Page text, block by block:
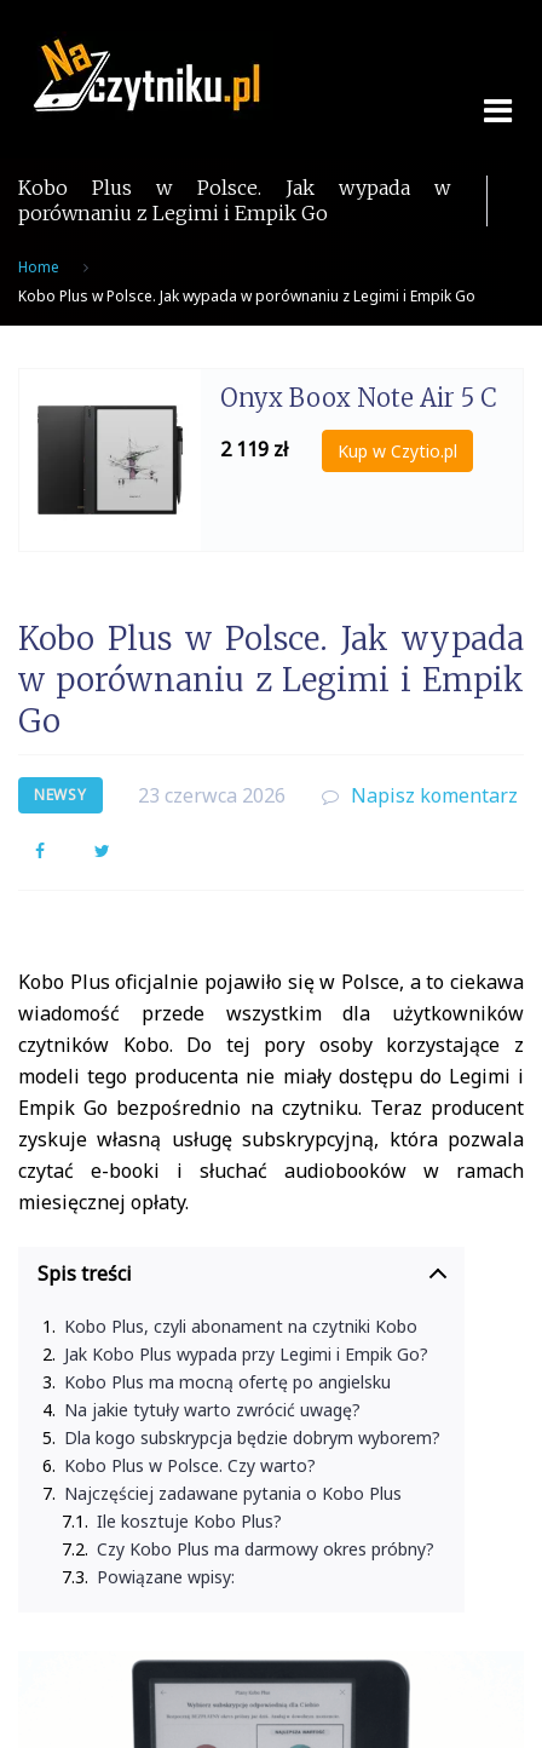
content
Kobo Plus w Polsce. Jak wypada w
porównaniu z Legimi i Empik Go
Home
Kobo Plus w Polsce. Jak wypada w porównaniu z Legimi i Empik Go
Onyx Boox Note Air 5 C
2 119 zł Kup w Czytio.pl
Kobo Plus w Polsce. Jak wypada
w porównaniu z Legimi i Empik
Go
NEWSY 23 czerwca 2026 Napisz komentarz
Facebook
Kobo Plus oficjalnie pojawiło się w Polsce, a to ciekawa
wiadomość przede wszystkim dla użytkowników
czytników Kobo. Do tej pory osoby korzystające z
modeli tego producenta nie miały dostępu do Legimi i
Empik Go bezpośrednio na czytniku. Teraz producent
zyskuje własną usługę subskrypcyjną, która pozwala
czytać e-booki i słuchać audiobooków w ramach
miesięcznej opłaty.
Spis treści
Kobo Plus, czyli abonament na czytniki Kobo
Jak Kobo Plus wypada przy Legimi i Empik Go?
Kobo Plus ma mocną ofertę po angielsku
Na jakie tytuły warto zwrócić uwagę?
Dla kogo subskrypcja będzie dobrym wyborem?
Kobo Plus w Polsce. Czy warto?
Najczęściej zadawane pytania o Kobo Plus
Ile kosztuje Kobo Plus?
Czy Kobo Plus ma darmowy okres próbny?
Powiązane wpisy: